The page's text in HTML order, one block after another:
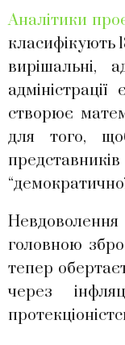
Аналітики
класифікують
вирішальні,
створює
для того,
головною
тепер
через